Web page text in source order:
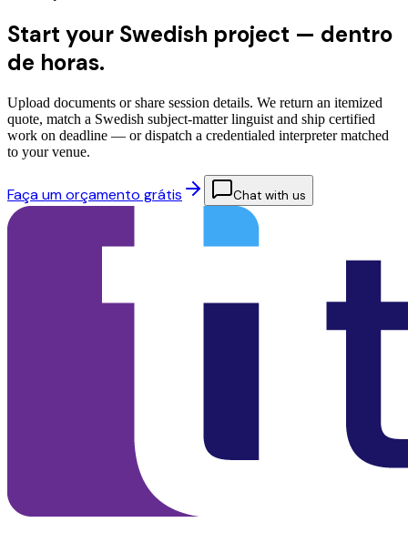
Start your Swedish project — dentro
de horas.
Upload documents or share session details. We return an itemized
quote, match a Swedish subject-matter linguist and ship certified
work on deadline — or dispatch a credentialed interpreter matched
to your venue.
Faça um orçamento grátis Chat with us